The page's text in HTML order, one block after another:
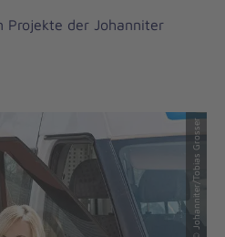
Projekte der Johanniter
© Johanniter/Tobias Grosser